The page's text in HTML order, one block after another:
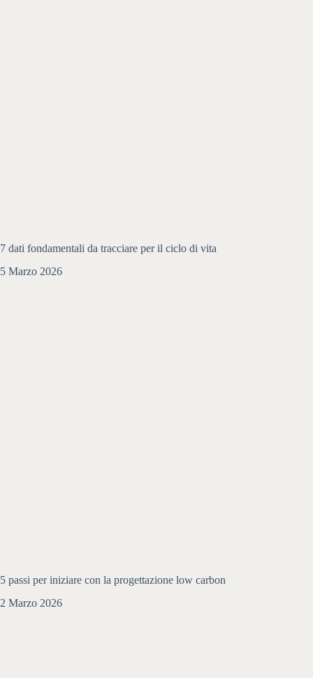
7 dati fondamentali da tracciare per il ciclo di vita
5 Marzo 2026
5 passi per iniziare con la progettazione low carbon
2 Marzo 2026